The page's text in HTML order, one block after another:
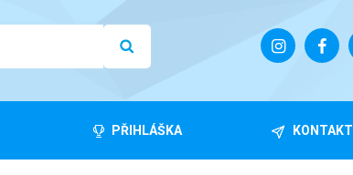
PŘIHLÁŠKA KONTAKT